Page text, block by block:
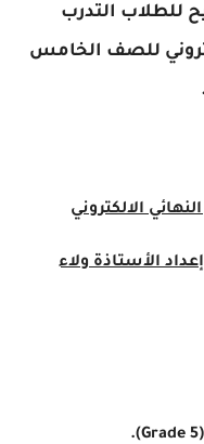
التدرب
للصف الخامس
الالكتروني
الأستاذة ولاء